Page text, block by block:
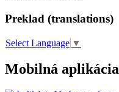
Preklad (translations)
Select Language ▼
Mobilná aplikácia